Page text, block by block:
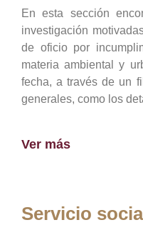
En esta sección
investigación
de oficio por
materia ambiental y
fecha, a través de un
generales, como los
Ver más
Servicio